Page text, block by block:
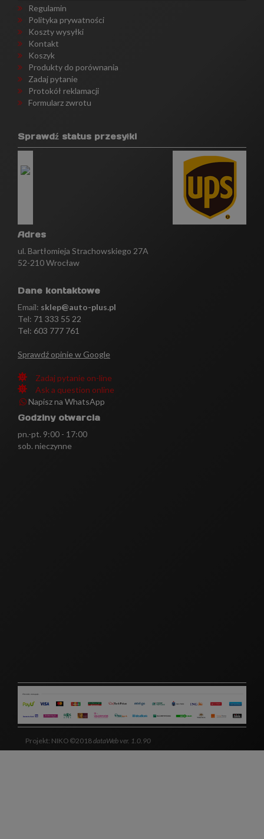
Regulamin
Polityka prywatności
Koszty wysyłki
Kontakt
Koszyk
Produkty do porównania
Zadaj pytanie
Protokół reklamacji
Formularz zwrotu
Sprawdź status przesyłki
Adres
ul. Bartłomieja Strachowskiego 27A
52-210 Wrocław
Dane kontaktowe
Email: sklep@auto-plus.pl
Tel: 71 333 55 22
Tel: 603 777 761
Sprawdź opinie w Google
Zadaj pytanie on-line
Ask a question online
Napisz na WhatsApp
Godziny otwarcia
pn.-pt. 9:00 - 17:00
sob. nieczynne
Projekt: NIKO ©2018dataWeb ver. 1.0.90